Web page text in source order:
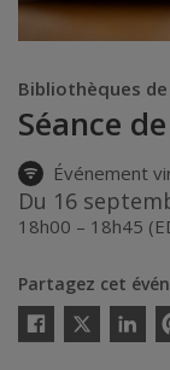
Bibliothèques
Séance
Événement
Du 16
18h00 – 18h45
Partagez cet
Twitter